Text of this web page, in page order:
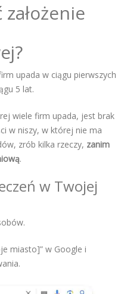
upada w ciągu pierwszych
5 lat.
wiele firm upada, jest brak
w niszy, w której nie ma
zrób kilka rzeczy, zanim
.
w Twojej
miasto]” w Google i